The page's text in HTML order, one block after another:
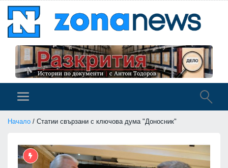
Начало / Статии свързани с ключова дума "Доносник"